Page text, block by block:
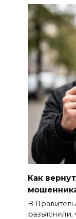
Как
В
разъяснили,